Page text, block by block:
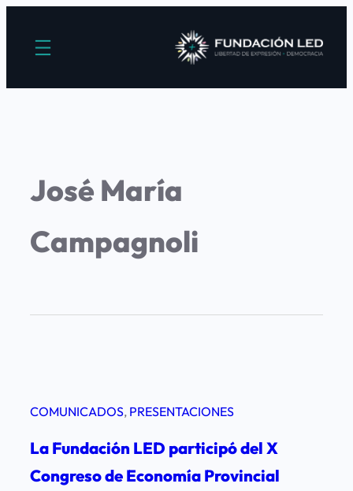
José María
Campagnoli
COMUNICADOS, PRESENTACIONES
La Fundación LED participó del X
Congreso de Economía Provincial